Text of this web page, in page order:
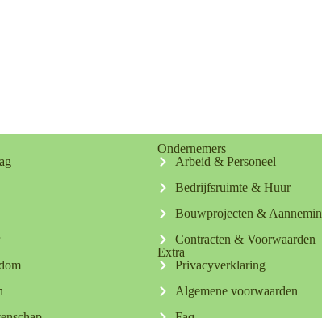
Ondernemers
Arbeid & Personeel
Bedrijfsruimte & Huur
Bouwprojecten &
Contracten & Voorwaarden
Extra
Privacyverklaring
Algemene voorwaarden